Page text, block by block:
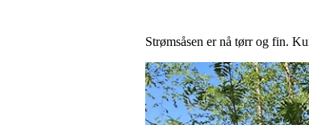
Strømsåsen er nå tørr og fin.